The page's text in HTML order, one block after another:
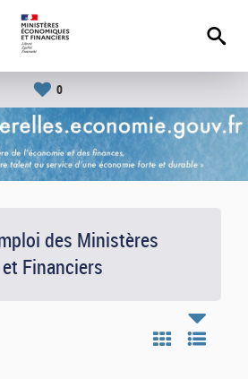
0
des Ministères
Financiers